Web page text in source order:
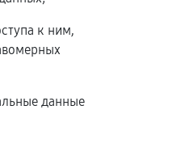
к ним,
данные